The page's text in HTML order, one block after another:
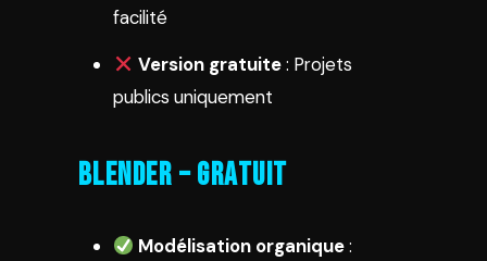
facilité
Version gratuite: Projets
publics uniquement
Blender – Gratuit
Modélisation organique: